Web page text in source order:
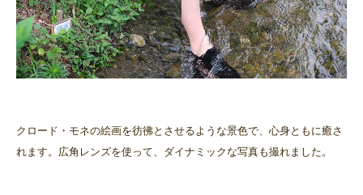
クロード・モネの絵画を彷彿とさせるような景色で、心身ともに癒さ
れます。広角レンズを使って、ダイナミックな写真も撮れました。